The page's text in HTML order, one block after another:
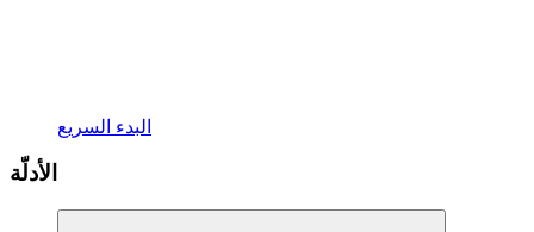
البدء السريع
الأدلّة